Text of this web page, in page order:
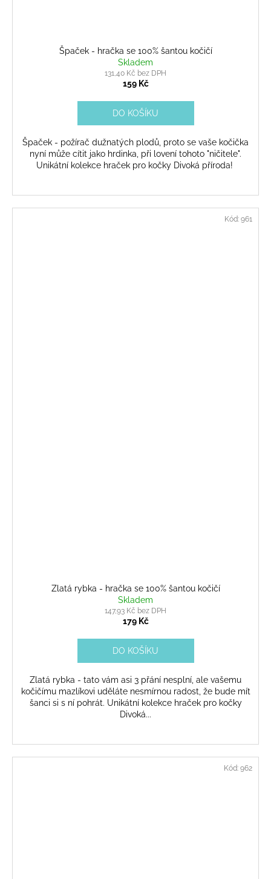
Špaček - hračka se 100% šantou kočičí
Skladem
131,40 Kč bez DPH
159 Kč
DO KOŠÍKU
Špaček - požírač dužnatých plodů, proto se vaše kočička
nyní může cítit jako hrdinka, při lovení tohoto "ničitele".
Unikátní kolekce hraček pro kočky Divoká příroda!
Zlatá rybka - hračka se 100% šantou kočičí
Skladem
147,93 Kč bez DPH
179 Kč
DO KOŠÍKU
Zlatá rybka - tato vám asi 3 přání nesplní, ale vašemu
kočičímu mazlíkovi uděláte nesmírnou radost, že bude mít
šanci si s ní pohrát. Unikátní kolekce hraček pro kočky
Divoká...
Kód: 961
Kód: 962